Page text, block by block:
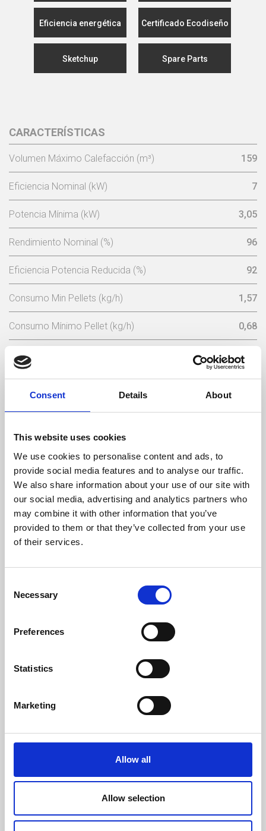
Consent Details About
This website uses cookies
We use cookies to personalise content and ads, to
provide social media features and to analyse our traffic.
We also share information about your use of our site with
our social media, advertising and analytics partners who
may combine it with other information that you’ve
provided to them or that they’ve collected from your use
of their services.
Selection
Necessary
Preferences
Statistics
Marketing
Allow all
Allow selection
Eficiencia energética Certificado Ecodiseño
Sketchup Spare Parts
CARACTERÍSTICAS
Volumen Máximo Calefacción (m³) 159
Eficiencia Nominal (kW) 7
Potencia Mínima (kW) 3,05
Rendimiento Nominal (%) 96
Eficiencia Potencia Reducida (%) 92
Consumo Min Pellets (kg/h) 1,57
Consumo Mínimo Pellet (kg/h) 0,68
Capacidad Tolva De Pellets (Kg)
Tensión Nominal (V) 230
Frecuencia Eléctrica (Hz) 50
Temperatura Máxima De Los Gases (ºC)
Temperatura Mínima De Los Gases (ºC)
Peso (kg)
Diámetro da chaminé (mm)
Rendimiento
96 %
Potencia nominal
7 kW